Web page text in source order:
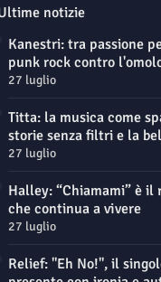
notizie
Kanestri: tra passione
punk rock contro
27 luglio
Titta: la musica come
storie senza filtri e la
27 luglio
Halley: “Chiamami” è
che continua a vivere
27 luglio
Relief: "Eh No!", il